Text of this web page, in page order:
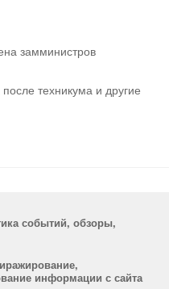
замминистров
техникума и другие
событий, обзоры,
информации с сайта